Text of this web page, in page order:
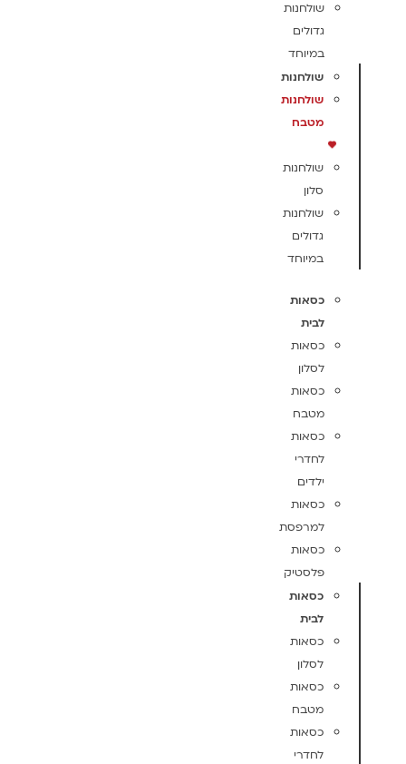
שולחנות
גדולים
במיוחד
שולחנות
שולחנות
מטבח
שולחנות
סלון
שולחנות
גדולים
במיוחד
כסאות
לבית
כסאות
לסלון
כסאות
מטבח
כסאות
לחדרי
ילדים
כסאות
למרפסת
כסאות
פלסטיק
כסאות
לבית
כסאות
לסלון
כסאות
מטבח
כסאות
לחדרי